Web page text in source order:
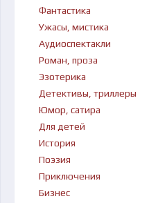
Фантастика
Ужасы, мистика
Аудиоспектакли
Роман, проза
Эзотерика
Детективы, триллеры
Юмор, сатира
Для детей
История
Поэзия
Приключения
Бизнес